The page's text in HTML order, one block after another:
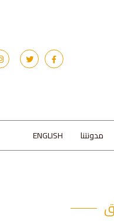
مدونتنا ENGLISH